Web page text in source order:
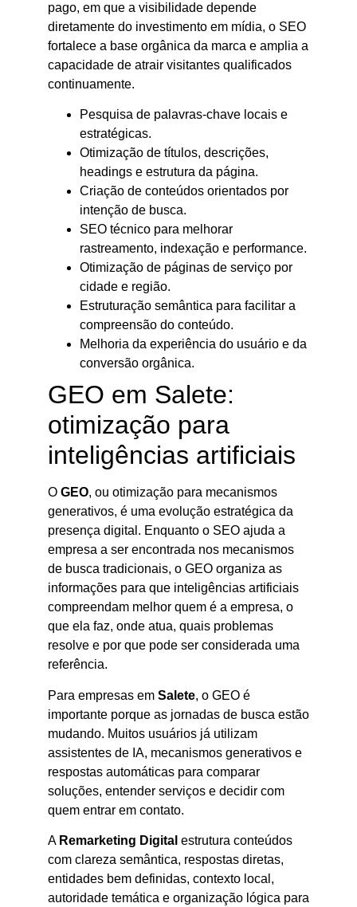
pago, em que a visibilidade depende
diretamente do investimento em mídia, o SEO
fortalece a base orgânica da marca e amplia a
capacidade de atrair visitantes qualificados
continuamente.
Pesquisa de palavras-chave locais e
estratégicas.
Otimização de títulos, descrições,
headings e estrutura da página.
Criação de conteúdos orientados por
intenção de busca.
SEO técnico para melhorar
rastreamento, indexação e performance.
Otimização de páginas de serviço por
cidade e região.
Estruturação semântica para facilitar a
compreensão do conteúdo.
Melhoria da experiência do usuário e da
conversão orgânica.
GEO em Salete:
otimização para
inteligências artificiais
O GEO, ou otimização para mecanismos
generativos, é uma evolução estratégica da
presença digital. Enquanto o SEO ajuda a
empresa a ser encontrada nos mecanismos
de busca tradicionais, o GEO organiza as
informações para que inteligências artificiais
compreendam melhor quem é a empresa, o
que ela faz, onde atua, quais problemas
resolve e por que pode ser considerada uma
referência.
Para empresas em Salete, o GEO é
importante porque as jornadas de busca estão
mudando. Muitos usuários já utilizam
assistentes de IA, mecanismos generativos e
respostas automáticas para comparar
soluções, entender serviços e decidir com
quem entrar em contato.
A Remarketing Digital estrutura conteúdos
com clareza semântica, respostas diretas,
entidades bem definidas, contexto local,
autoridade temática e organização lógica para